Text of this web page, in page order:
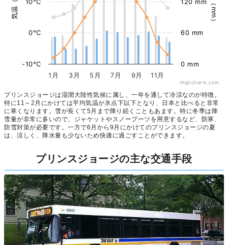
1月 3月 5月 7月 9月 11月
-10°C
0°C
10°C
0 mm
60 mm
120 mm
Highcharts.com
プリンスジョージは湿潤大陸性気候に属し、一年を通して冷涼なのが特徴。
特に11～2月にかけては平均気温が氷点下以下となり、日本と比べると非常
に寒くなります。雪が長くて5月まで降り続くこともあます。特に冬季は降
雪量が非常に多いので、ジャケットやスノーブーツを用意するなど、防寒、
防雪対策が必要です。一方で6月から9月にかけてのプリンスジョージの夏
は、涼しく、降水量も少ないため快適に過ごすことができます。
プリンスジョージの主な交通手段